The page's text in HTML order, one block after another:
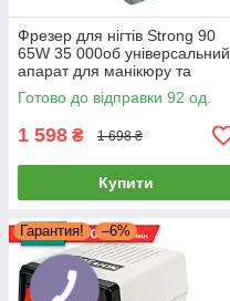
Фрезер для нігтів Strong 90
65W 35 000об універсальний
апарат для манікюру та
педикюру Стронг 90
Готово до відправки 92 од.
1 598 ₴ 1 698 ₴
Купити
Гарантия! –6%